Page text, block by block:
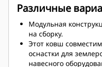
Различные
Модульная
на сборку.
Этот ковш
оснастки для
навесного